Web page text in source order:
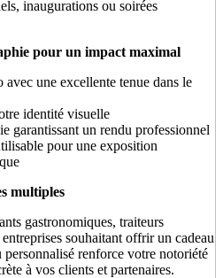
inaugurations ou soirées
pour un impact maximal
une excellente tenue dans le
identité visuelle
garantissant un rendu professionnel
pour une exposition
multiples
gastronomiques, traiteurs
souhaitant offrir un cadeau
renforce votre notoriété
à vos clients et partenaires.